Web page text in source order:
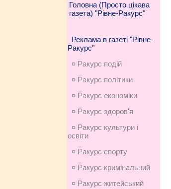
Головна (Просто цікава
газета) "Рівне-Ракурс"
Реклама в газеті "Рівне-
Ракурс"
¤ Ракурс подій
¤ Ракурс політики
¤ Ракурс економiки
¤ Ракурс здоров'я
¤ Ракурс культури і
освіти
¤ Ракурс спорту
¤ Ракурс кримінальний
¤ Ракурс житейський